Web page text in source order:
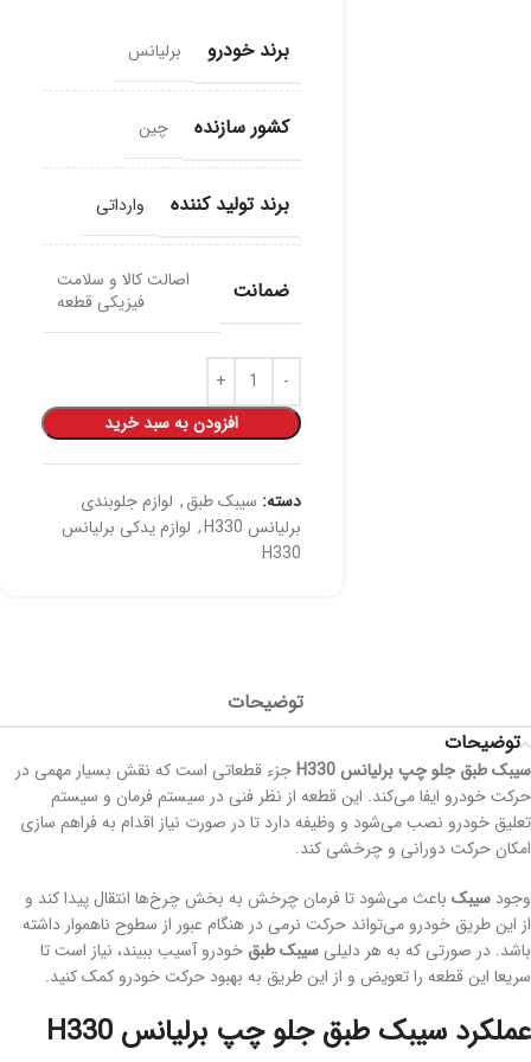
برند خودرو برلیانس
کشور سازنده چین
برند تولید کننده وارداتی
ضمانت
اصالت کالا و سلامت
فیزیکی قطعه
افزودن به سبد خرید
دسته: سیبک طبق, لوازم جلوبندی
برلیانس H330
, لوازم یدکی برلیانس
H330
توضیحات
توضیحات
سيبک طبق جلو چپ برلیانس H330جزء قطعاتی است که نقش بسیار مهمی در
حرکت خودرو ایفا می‌کند. این قطعه از نظر فنی در سیستم فرمان و سیستم
تعلیق خودرو نصب می‌شود و وظیفه دارد تا در صورت نیاز اقدام به فراهم سازی
امکان حرکت دورانی و چرخشی کند.
وجود سيبک باعث می‌شود تا فرمان چرخش به بخش چرخ‌ها انتقال پیدا کند و
از این طریق خودرو می‌تواند حرکت نرمی در هنگام عبور از سطوح ناهموار داشته
باشد. در صورتی که به هر دلیلی سيبک طبق خودرو آسیب ببیند، نیاز است تا
سریعا این قطعه را تعویض و از این طریق به بهبود حرکت خودرو کمک کنید.
عملکرد سيبک طبق جلو چپ برلیانس H330